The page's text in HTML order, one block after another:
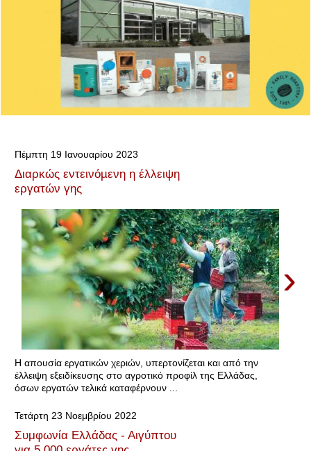
Πέμπτη 19 Ιανουαρίου 2023
Διαρκώς εντεινόµενη η έλλειψη
εργατών γης
›
Η απουσία εργατικών χεριών, υπερτονίζεται και από την
έλλειψη εξειδίκευσης στο αγροτικό προφίλ της Ελλάδας,
όσων εργατών τελικά καταφέρνουν ...
Τετάρτη 23 Νοεμβρίου 2022
Συμφωνία Ελλάδας - Αιγύπτου